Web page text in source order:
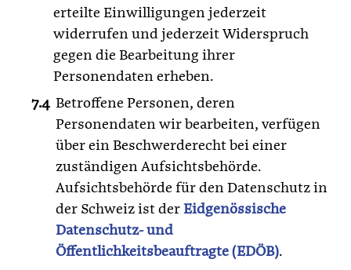
erteilte Einwilligungen jederzeit
widerrufen und jederzeit Widerspruch
gegen die Bearbeitung ihrer
Personendaten erheben.
Betroffene Personen, deren
Personendaten wir bearbeiten, verfügen
über ein Beschwerderecht bei einer
zuständigen Aufsichtsbehörde.
Aufsichtsbehörde für den Datenschutz in
der Schweiz ist der Eidgenössische
Datenschutz- und
Öffentlichkeitsbeauftragte (EDÖB).